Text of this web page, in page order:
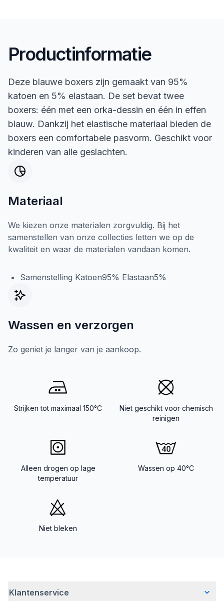
Productinformatie
Deze blauwe boxers zijn gemaakt van 95%
katoen en 5% elastaan. De set bevat twee
boxers: één met een orka-dessin en één in effen
blauw. Dankzij het elastische materiaal bieden de
boxers een comfortabele pasvorm. Geschikt voor
kinderen van alle geslachten.
Materiaal
We kiezen onze materialen zorgvuldig. Bij het
samenstellen van onze collecties letten we op de
kwaliteit en waar de materialen vandaan komen.
Samenstelling Katoen95% Elastaan5%
Wassen en verzorgen
Zo geniet je langer van je aankoop.
Strijken tot maximaal 150°C
Niet geschikt voor chemisch
reinigen
Alleen drogen op lage
temperatuur
Wassen op 40°C
Niet bleken
Klantenservice